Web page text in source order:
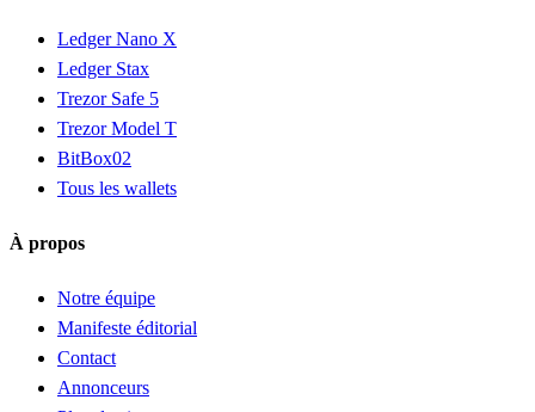
Ledger Nano X
Ledger Stax
Trezor Safe 5
Trezor Model T
BitBox02
Tous les wallets
À propos
Notre équipe
Manifeste éditorial
Contact
Annonceurs